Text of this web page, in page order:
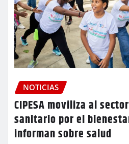
NOTICIAS
CIPESA moviliza al
sanitario por el
informan sobre salud